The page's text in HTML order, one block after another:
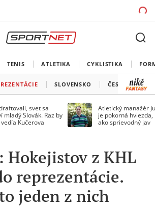
TENIS ATLETIKA CYKLISTIKA
SLOVENSKO ČESKO
svet sa
mladý Slovák. Raz by
Kučerova
Atletický manažér
je pokorná
ako sprievodný jav
Hokejistov z KHL
reprezentácie.
jeden z nich